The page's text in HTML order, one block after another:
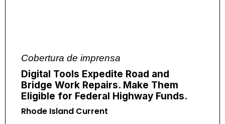
Cobertura de imprensa
Digital Tools Expedite Road and
Bridge Work Repairs. Make Them
Eligible for Federal Highway Funds.
Rhode Island Current